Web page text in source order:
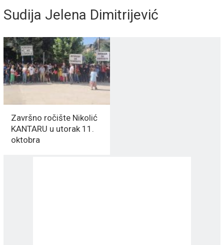
Sudija Jelena Dimitrijević
Završno ročište Nikolić
KANTARU u utorak 11.
oktobra